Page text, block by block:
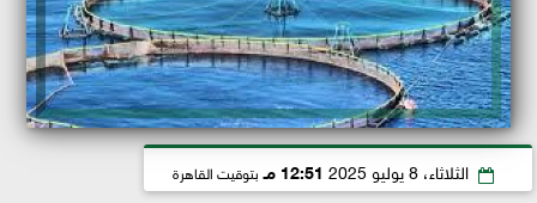
الثلاثاء، 8 يوليو 2025 12:51 مـ بتوقيت القاهرة